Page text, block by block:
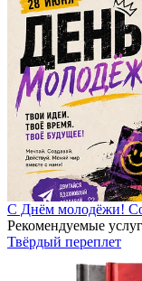
С Днём молодёжи!
Рекомендуемые
Твёрдый переплет